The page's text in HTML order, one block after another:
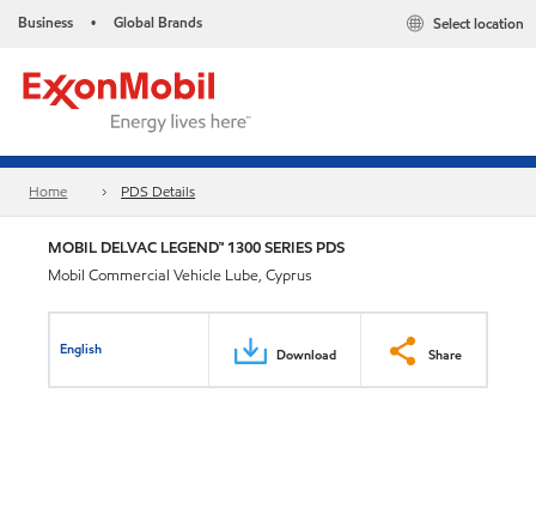
Business • Global Brands Select location
Home PDS Details
MOBIL DELVAC LEGEND™ 1300 SERIES PDS
Mobil Commercial Vehicle Lube, Cyprus
English Download Share